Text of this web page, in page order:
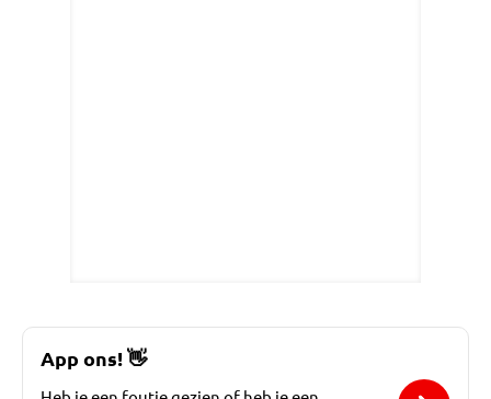
App ons!👋